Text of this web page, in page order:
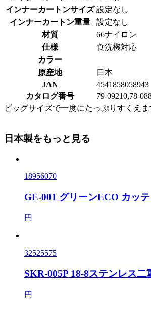
インナーカートンサイズ 設定なし
インナーカートン重量
設定なし
材質
66ナイロン
仕様
食洗機対応
カラー
原産地
日本
JAN
4541858058943
カタログ番号
79-09210,78-
ビッグサイズで一度にたっぷりすくえ
日本製をもっと見る
18956070
GE-001 グリーンECO カッ
円
32525575
SKR-005P 18-8ステンレス
円